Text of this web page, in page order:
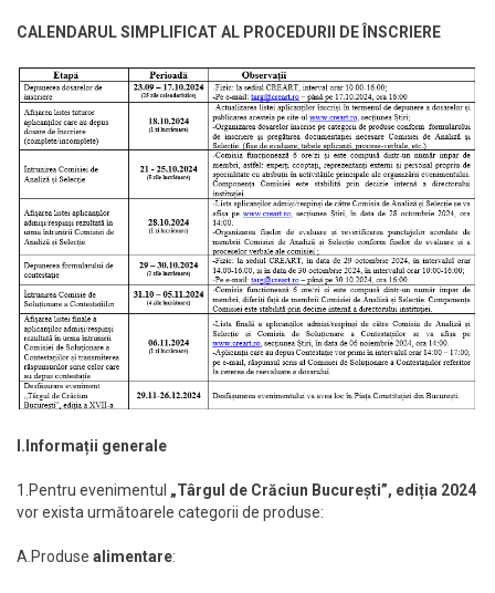
CALENDARUL SIMPLIFICAT AL PROCEDURII DE ÎNSCRIERE
I.Informații generale
1.Pentru evenimentul „Târgul de Crăciun București”, ediția 2024
vor exista următoarele categorii de produse:
A.Produse alimentare: